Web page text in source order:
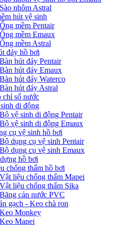
Sào nhôm Astral
hút vệ sinh
Ống mềm Pentair
Ống mềm Emaux
Ống mềm Astral
đáy hồ bơi
Bàn hút đáy Pentair
Bàn hút đáy Emaux
Bàn hút đáy Waterco
Bàn hút đáy Astral
chỉ số nước
di động
Bộ vệ sinh di động Pentair
Bộ vệ sinh di động Emaux
cụ vệ sinh hồ bơi
Bộ dụng cụ vệ sinh Pentair
Bộ dụng cụ vệ sinh Emaux
hồ bơi
chống thấm hồ bơi
Vật liệu chống thấm Mapei
Vật liệu chống thấm Sika
Băng cản nước PVC
gạch - Keo chà ron
Keo Monkey
Keo Mapei